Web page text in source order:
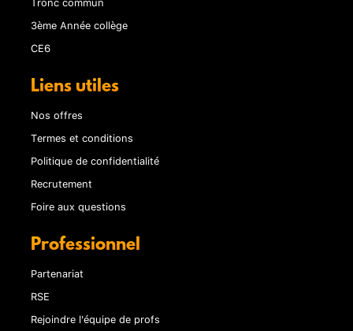
3ème Année collège
CE6
Liens utiles
Nos offres
Termes et conditions
Politique de confidentialité
Recrutement
Foire aux questions
Professionnel
Partenariat
RSE
Rejoindre l'équipe de profs